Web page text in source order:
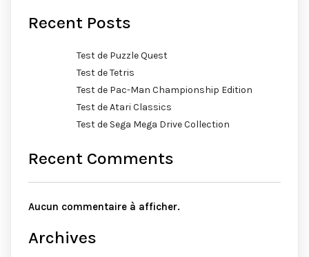
Recent Posts
Test de Puzzle Quest
Test de Tetris
Test de Pac-Man Championship Edition
Test de Atari Classics
Test de Sega Mega Drive Collection
Recent Comments
Aucun commentaire à afficher.
Archives